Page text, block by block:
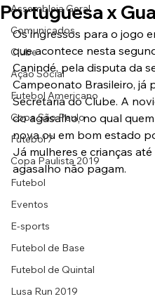
Assembleia Geral
Comunicados
Clube
Ação Social
Futebol Americano
Copa São Paulo
Futebol 7
Copa Paulista 2019
Futebol
Eventos
E-sports
Futebol de Base
Futebol de Quintal
Lusa Run 2019
Portuguesa x
Os ingressos para o jogo
que acontece nesta
Canindé, pela disputa da
Campeonato Brasileiro, já
Secretaria do Clube. A
do agasalho, no qual
nova ou em bom estado
Já mulheres e crianças
agasalho não pagam.